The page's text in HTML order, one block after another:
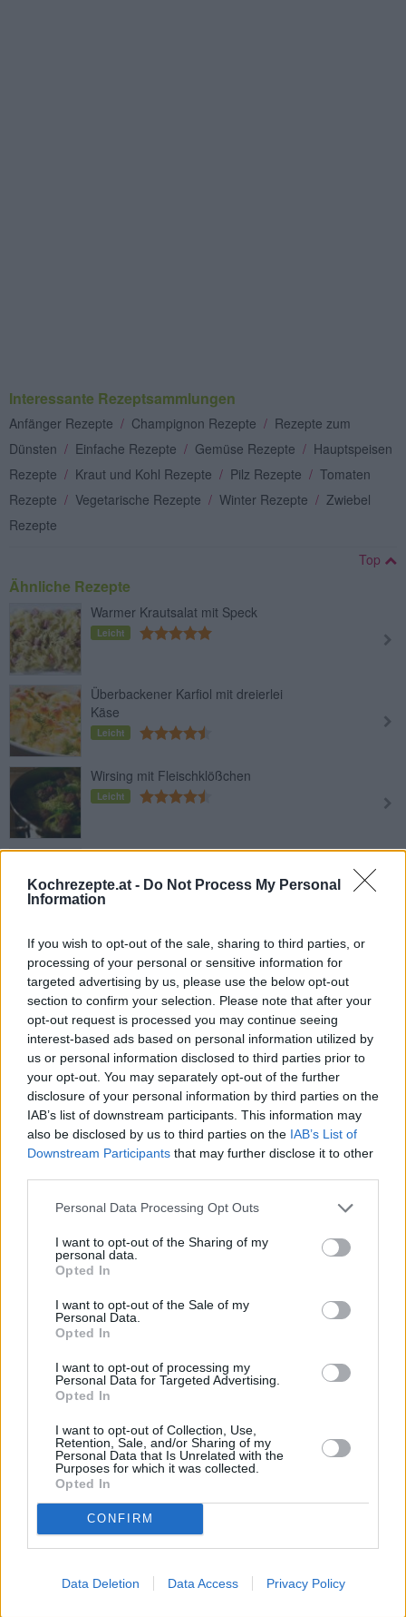
Kochrezepte.at - Do Not Process My Personal
Information
If you wish to opt-out of the sale, sharing to third parties, or
processing of your personal or sensitive information for
targeted advertising by us, please use the below opt-out
section to confirm your selection. Please note that after your
opt-out request is processed you may continue seeing
interest-based ads based on personal information utilized by
us or personal information disclosed to third parties prior to
your opt-out. You may separately opt-out of the further
disclosure of your personal information by third parties on the
IAB’s list of downstream participants. This information may
also be disclosed by us to third parties on the IAB’s List of
Downstream Participants that may further disclose it to other
Personal Data Processing Opt Outs
I want to opt-out of the Sharing of my
personal data.
Opted In
I want to opt-out of the Sale of my
Personal Data.
Opted In
I want to opt-out of processing my
Personal Data for Targeted Advertising.
Opted In
I want to opt-out of Collection, Use,
Retention, Sale, and/or Sharing of my
Personal Data that Is Unrelated with the
Purposes for which it was collected.
Opted In
CONFIRM
Data Deletion Data Access Privacy Policy
Interessante Rezeptsammlungen
Anfänger Rezepte / Champignon Rezepte / Rezepte zum
Dünsten / Einfache Rezepte / Gemüse Rezepte / Hauptspeisen
Rezepte / Kraut und Kohl Rezepte / Pilz Rezepte / Tomaten
Rezepte / Vegetarische Rezepte / Winter Rezepte / Zwiebel
Rezepte
Top
Ähnliche Rezepte
Warmer Krautsalat mit Speck
Leicht
Überbackener Karfiol mit dreierlei
Käse
Leicht
Wirsing mit Fleischklößchen
Leicht
Krautwickel
Leicht
Kohlrouladen mit Buchweizen
Leicht
Krautsalat mit Joghurtdressing
Leicht
Omas Krautfleckerl mit Wurst
Leicht
Frischer Weißkraut-Karotten-Salat
Leicht
Omas Rezept für Rotkraut mit Apfel
Leicht
Kärntner Krautsalat
Leicht
Spitzkohl Suppe mit Kabeljau und
Chorizo
Leicht
Cole Slaw-Krautsalat aus Amerika